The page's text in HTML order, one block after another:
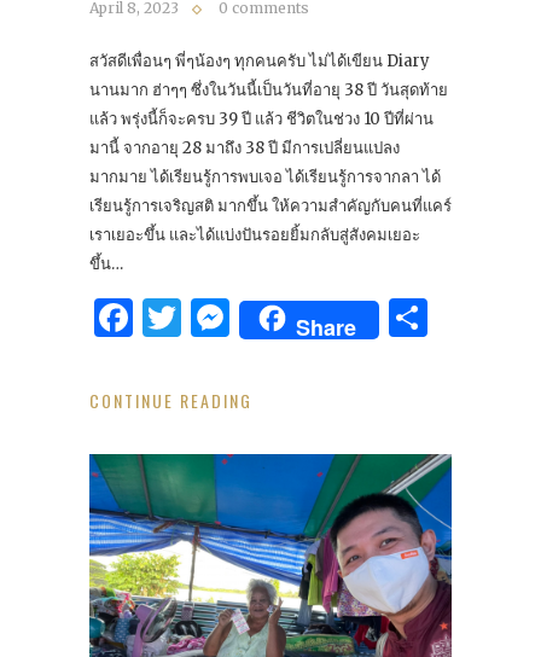
April 8, 2023 0 comments
สวัสดีเพื่อนๆ พี่ๆน้องๆ ทุกคนครับ ไม่ได้เขียน Diary
นานมาก ฮ่าๆๆ ซึ่งในวันนี้เป็นวันที่อายุ 38 ปี วันสุดท้าย
แล้ว พรุ่งนี้ก็จะครบ 39 ปี แล้ว ชีวิตในช่วง 10 ปีที่ผ่าน
มานี้ จากอายุ 28 มาถึง 38 ปี มีการเปลี่ยนแปลง
มากมาย ได้เรียนรู้การพบเจอ ได้เรียนรู้การจากลา ได้
เรียนรู้การเจริญสติ มากขึ้น ให้ความสำคัญกับคนที่แคร์
เราเยอะขึ้น และได้แบ่งปันรอยยิ้มกลับสู่สังคมเยอะ
ขึ้น…
Facebook
Twitter
Messenger
Share
CONTINUE READING